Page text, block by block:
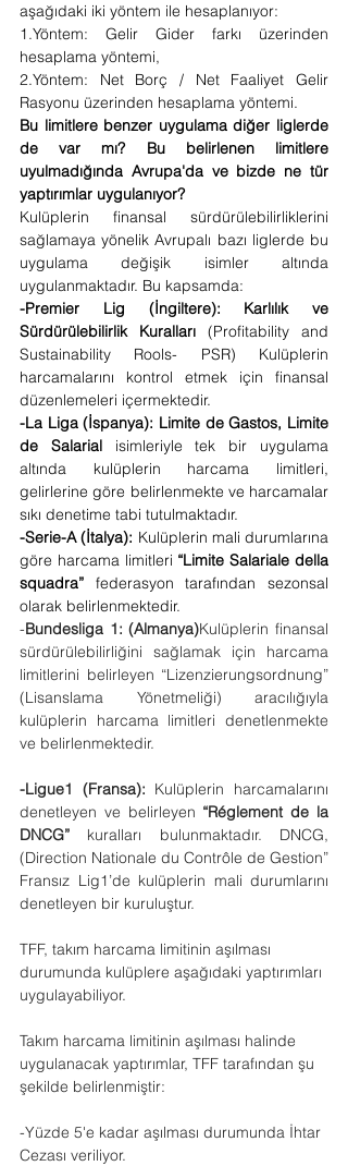
aşağıdaki iki yöntem ile hesaplanıyor:
1.Yöntem: Gelir Gider farkı üzerinden
hesaplama yöntemi,
2.Yöntem: Net Borç / Net Faaliyet Gelir
Rasyonu üzerinden hesaplama yöntemi.
Bu limitlere benzer uygulama diğer liglerde
de var mı? Bu belirlenen limitlere
uyulmadığında Avrupa'da ve bizde ne tür
yaptırımlar uygulanıyor?
Kulüplerin finansal sürdürülebilirliklerini
sağlamaya yönelik Avrupalı bazı liglerde bu
uygulama değişik isimler altında
uygulanmaktadır. Bu kapsamda:
-Premier Lig (İngiltere):
Karlılık ve
Sürdürülebilirlik Kuralları (Profitability and
Sustainability Rools- PSR) Kulüplerin
harcamalarını kontrol etmek için finansal
düzenlemeleri içermektedir.
-La Liga (İspanya): Limite de Gastos, Limite
de Salarial isimleriyle tek bir uygulama
altında kulüplerin harcama limitleri,
gelirlerine göre belirlenmekte ve harcamalar
sıkı denetime tabi tutulmaktadır.
-Serie-A (İtalya): Kulüplerin mali durumlarına
göre harcama limitleri “Limite Salariale della
squadra” federasyon tarafından sezonsal
olarak belirlenmektedir.
-Bundesliga 1: (Almanya)Kulüplerin finansal
sürdürülebilirliğini sağlamak için harcama
limitlerini belirleyen “Lizenzierungsordnung”
(Lisanslama Yönetmeliği) aracılığıyla
kulüplerin harcama limitleri denetlenmekte
ve belirlenmektedir.
-Ligue1 (Fransa): Kulüplerin harcamalarını
denetleyen ve belirleyen “Réglement de la
DNCG” kuralları bulunmaktadır. DNCG,
(Direction Nationale du Contrôle de Gestion”
Fransız Lig1’de kulüplerin mali durumlarını
denetleyen bir kuruluştur.
TFF, takım harcama limitinin aşılması
durumunda kulüplere aşağıdaki yaptırımları
uygulayabiliyor.
Takım harcama limitinin aşılması halinde
uygulanacak yaptırımlar, TFF tarafından şu
şekilde belirlenmiştir:
-Yüzde 5'e kadar aşılması durumunda İhtar
Cezası veriliyor.